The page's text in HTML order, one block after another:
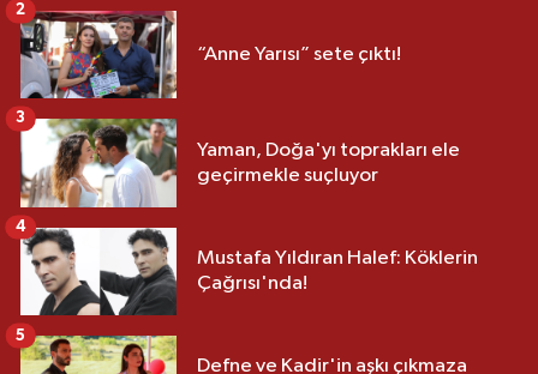
“Anne Yarısı” sete çıktı!
2
Yaman, Doğa'yı toprakları ele
geçirmekle suçluyor
3
Mustafa Yıldıran Halef: Köklerin
Çağrısı'nda!
4
Defne ve Kadir'in aşkı çıkmaza
5